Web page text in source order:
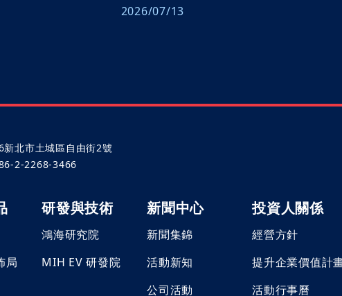
2026/07/13
新北市土城區自由街2號
2-2268-3466
局
研發與技術
鴻海研究院
MIH EV 研發院
新聞中心
新聞集錦
活動新知
公司活動
投資人關係
經營方針
提升企業價值計
活動行事曆